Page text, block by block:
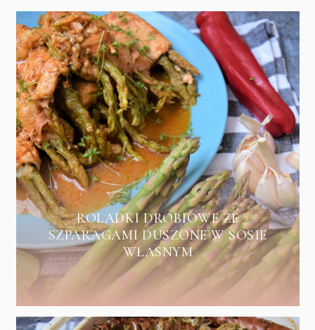
ROLADKI DROBIOWE ZE
SZPARAGAMI DUSZONE W SOSIE
WŁASNYM